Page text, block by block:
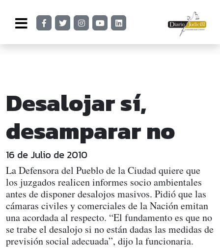
Desalojar sí,
desamparar no
16 de Julio de 2010
La Defensora del Pueblo de la Ciudad quiere que
los juzgados realicen informes socio ambientales
antes de disponer desalojos masivos. Pidió que las
cámaras civiles y comerciales de la Nación emitan
una acordada al respecto. “El fundamento es que no
se trabe el desalojo si no están dadas las medidas de
previsión social adecuada”, dijo la funcionaria.